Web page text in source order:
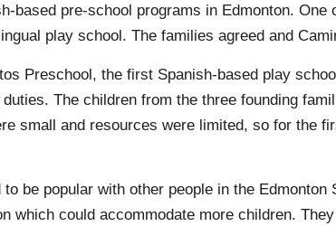
based pre-school programs in Edmonton.
play school. The families agreed and
Preschool, the first Spanish-based play
The children from the three founding
small and resources were limited, so for the
be popular with other people in the
which could accommodate more children.